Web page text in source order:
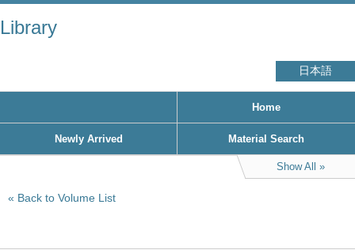
Library
日本語
Home
Newly Arrived Material Search
Show All
Back to Volume List